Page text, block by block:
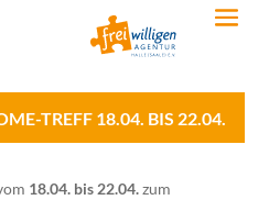
TREFF 18.04. BIS 22.04.
18.04. bis 22.04.zum